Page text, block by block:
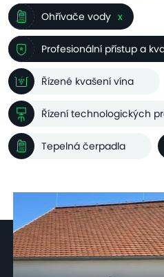
Ohřívače vody x
Profesionální přístup a
Řízené kvašení vína
Řízení technologických
Tepelná čerpadla